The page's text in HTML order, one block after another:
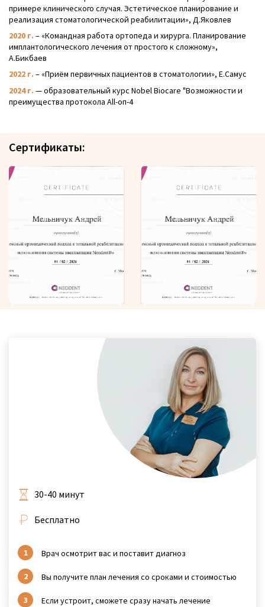
примере клинического случая. Эстетическое планирование и
реализация стоматологической реабилитации», Д.Яковлев
2020 г. – «Командная работа ортопеда и хирурга. Планирование
имплантологического лечения от простого к сложному»,
А.Бикбаев
2022 г. – «Приём первичных пациентов в стоматологии», Е.Самус
2024 г. — образовательный курс Nobel Biocare "Возможности и
преимущества протокола Аll-оп-4
Сертификаты:
30-40 минут
Бесплатно
Врач осмотрит вас и поставит диагноз
Вы получите план лечения со сроками и стоимостью
Если устроит, сможете сразу начать лечение